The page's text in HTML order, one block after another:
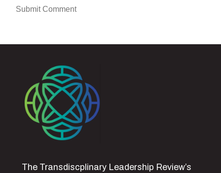
The Transdiscplinary Leadership Review’s